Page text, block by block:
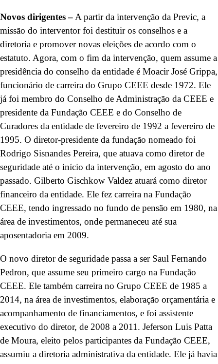
Novos dirigentes – A partir da intervenção da Previc, a
missão do interventor foi destituir os conselhos e a
diretoria e promover novas eleições de acordo com o
estatuto. Agora, com o fim da intervenção, quem assume a
presidência do conselho da entidade é Moacir José Grippa,
funcionário de carreira do Grupo CEEE desde 1972. Ele
já foi membro do Conselho de Administração da CEEE e
presidente da Fundação CEEE e do Conselho de
Curadores da entidade de fevereiro de 1992 a fevereiro de
1995. O diretor-presidente da fundação nomeado foi
Rodrigo Sisnandes Pereira, que atuava como diretor de
seguridade até o início da intervenção, em agosto do ano
passado. Gilberto Gischkow Valdez atuará como diretor
financeiro da entidade. Ele fez carreira na Fundação
CEEE, tendo ingressado no fundo de pensão em 1980, na
área de investimentos, onde permaneceu até sua
aposentadoria em 2009.
O novo diretor de seguridade passa a ser Saul Fernando
Pedron, que assume seu primeiro cargo na Fundação
CEEE. Ele também carreira no Grupo CEEE de 1985 a
2014, na área de investimentos, elaboração orçamentária e
acompanhamento de financiamentos, e foi assistente
executivo do diretor, de 2008 a 2011. Jeferson Luis Patta
de Moura, eleito pelos participantes da Fundação CEEE,
assumiu a diretoria administrativa da entidade. Ele já havia